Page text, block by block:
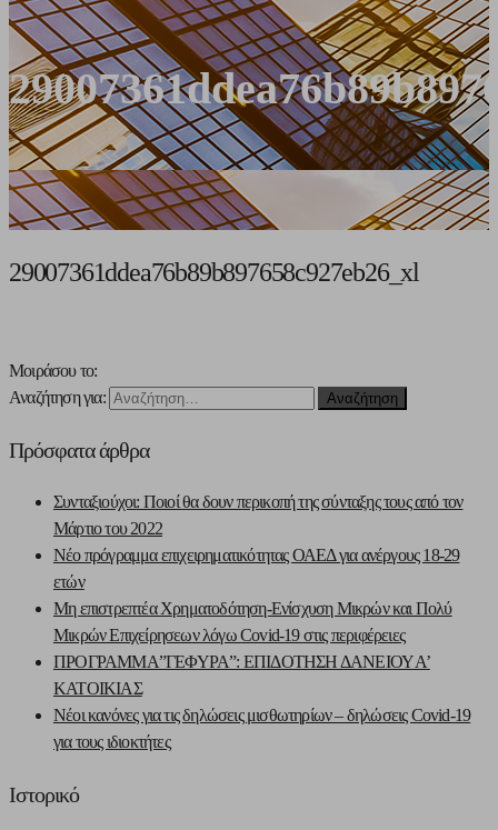
29007361ddea76b89b897658c927eb26_xl
Μοιράσου το:
Αναζήτηση για:
Πρόσφατα άρθρα
Συνταξιούχοι: Ποιοί θα δουν περικοπή της σύνταξης τους από τον
Μάρτιο του 2022
Νέο πρόγραμμα επιχειρηματικότητας ΟΑΕΔ για ανέργους 18-29
ετών
Μη επιστρεπτέα Χρηματοδότηση-Ενίσχυση Μικρών και Πολύ
Μικρών Επιχείρησεων λόγω Covid-19 στις περιφέρειες
ΠΡΟΓΡΑΜΜΑ”ΓΕΦΥΡΑ”: ΕΠΙΔΟΤΗΣΗ ΔΑΝΕΙΟΥ Α’
ΚΑΤΟΙΚΙΑΣ
Νέοι κανόνες για τις δηλώσεις μισθωτηρίων – δηλώσεις Covid-19
για τους ιδιοκτήτες
Ιστορικό